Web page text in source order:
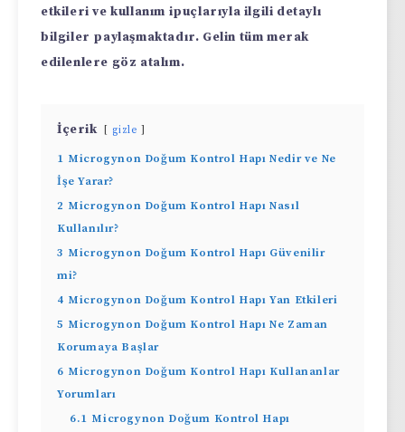
etkileri ve kullanım ipuçlarıyla ilgili detaylı
bilgiler paylaşmaktadır. Gelin tüm merak
edilenlere göz atalım.
İçerik gizle
1 Microgynon Doğum Kontrol Hapı Nedir ve Ne
İşe Yarar?
2 Microgynon Doğum Kontrol Hapı Nasıl
Kullanılır?
3 Microgynon Doğum Kontrol Hapı Güvenilir
mi?
4 Microgynon Doğum Kontrol Hapı Yan Etkileri
5 Microgynon Doğum Kontrol Hapı Ne Zaman
Korumaya Başlar
6 Microgynon Doğum Kontrol Hapı Kullananlar
Yorumları
6.1 Microgynon Doğum Kontrol Hapı